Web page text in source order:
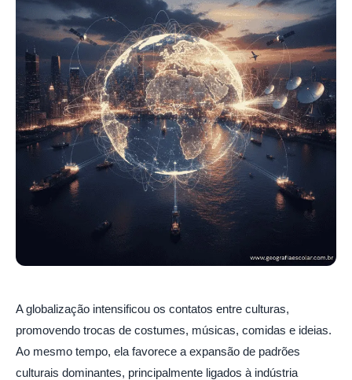
A globalização intensificou os contatos entre culturas,
promovendo trocas de costumes, músicas, comidas e ideias.
Ao mesmo tempo, ela favorece a expansão de padrões
culturais dominantes, principalmente ligados à indústria